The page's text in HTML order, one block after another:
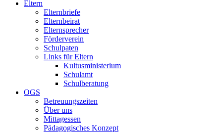
Eltern
Elternbriefe
Elternbeirat
Elternsprecher
Förderverein
Schulpaten
Links für Eltern
Kultusministerium
Schulamt
Schulberatung
OGS
Betreuungszeiten
Über uns
Mittagessen
Pädagogisches Konzept